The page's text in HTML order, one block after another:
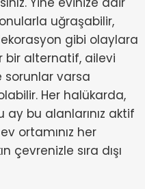
uğraşabilir,
gibi olaylara
bir alternatif, ailevi
sorunlar varsa
Her halükarda,
bu alanlarınız aktif
ortamınız her
çevrenizle sıra dışı